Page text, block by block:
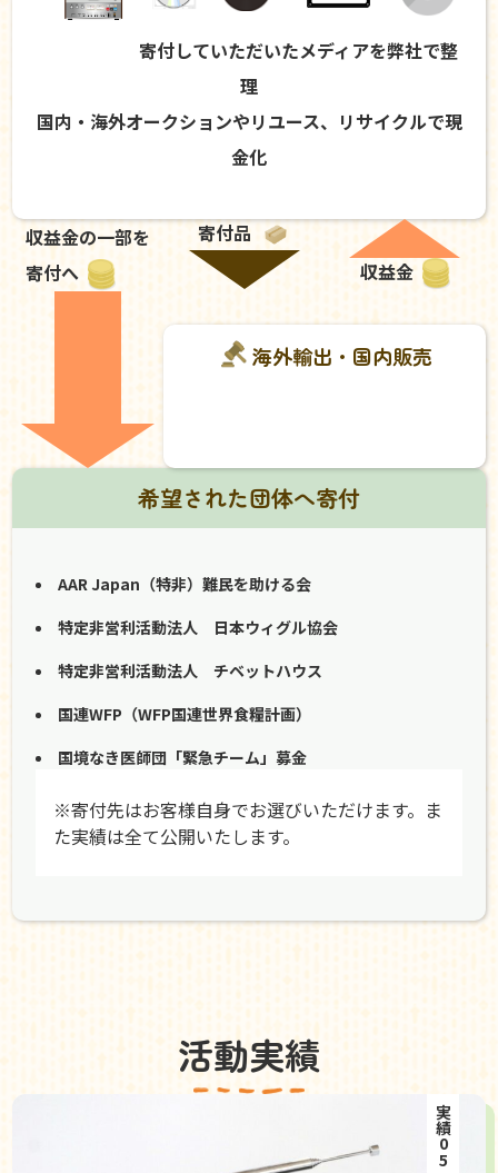
寄付していただいたメディアを弊社で整
理
国内・海外オークションやリユース、リサイクルで現
金化
収益金の一部を
寄付へ
寄付品
収益金
海外輸出・国内販売
希望された団体へ寄付
AAR Japan（特非）難民を助ける会
特定非営利活動法人 日本ウィグル協会
特定非営利活動法人 チベットハウス
国連WFP（WFP国連世界食糧計画）
国境なき医師団「緊急チーム」募金
※寄付先はお客様自身でお選びいただけます。ま
た実績は全て公開いたします。
活動実績
実績05